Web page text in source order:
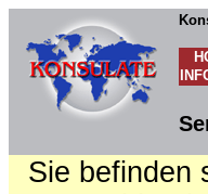
Sie befinden